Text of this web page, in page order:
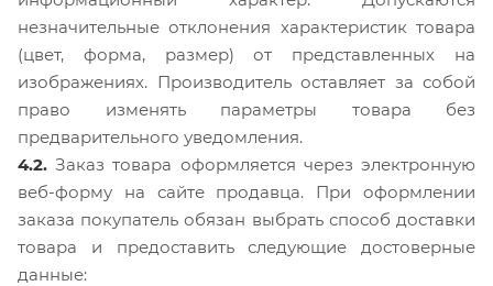
незначительные отклонения характеристик товара
(цвет, форма, размер) от представленных на
изображениях. Производитель оставляет за собой
право изменять параметры товара без
предварительного уведомления.
4.2. Заказ товара оформляется через электронную
веб-форму на сайте продавца. При оформлении
заказа покупатель обязан выбрать способ доставки
товара и предоставить следующие достоверные
данные: